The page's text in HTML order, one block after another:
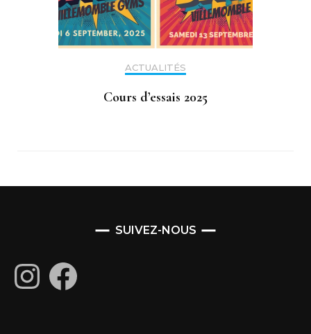
ACTUALITÉS
Cours d’essais 2025
SUIVEZ-NOUS
InstagramFacebook